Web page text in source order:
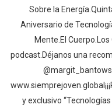
Sobre la
Aniversario de
Mente.El
podcast.Déjanos una
y exclusivo